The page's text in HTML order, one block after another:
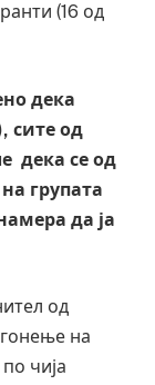
(16 од
дека
сите од
дека се од
групата
да ја
од
на
чија